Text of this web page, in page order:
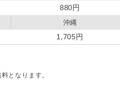
880円
沖縄
1,705円
となります。